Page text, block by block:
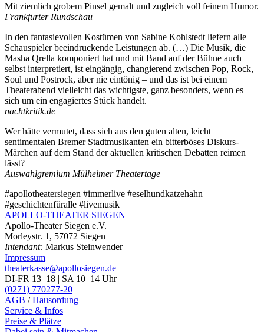
Mit ziemlich grobem Pinsel gemalt und zugleich voll feinem Humor.
Frankfurter Rundschau
In den fantasievollen Kostümen von Sabine Kohlstedt liefern alle
Schauspieler beeindruckende Leistungen ab. (…) Die Musik, die
Masha Qrella komponiert hat und mit Band auf der Bühne auch
selbst interpretiert, ist eingängig, changierend zwischen Pop, Rock,
Soul und Postrock, aber nie eintönig – und das ist bei einem
Theaterabend vielleicht das wichtigste, ganz besonders, wenn es
sich um ein engagiertes Stück handelt.
nachtkritik.de
Wer hätte vermutet, dass sich aus den guten alten, leicht
sentimentalen Bremer Stadtmusikanten ein bitterböses Diskurs-
Märchen auf dem Stand der aktuellen kritischen Debatten reimen
lässt?
Auswahlgremium Mülheimer Theatertage
#apollotheatersiegen #immerlive #eselhundkatzehahn
#geschichtenfüralle #livemusik
APOLLO-THEATER SIEGEN
Apollo-Theater Siegen e.V.
Morleystr. 1, 57072 Siegen
Intendant: Markus Steinwender
Impressum
theaterkasse@apollosiegen.de
DI-FR 13–18 | SA 10–14 Uhr
(0271) 770277-20
AGB /Hausordung
Service & Infos
Preise & Plätze